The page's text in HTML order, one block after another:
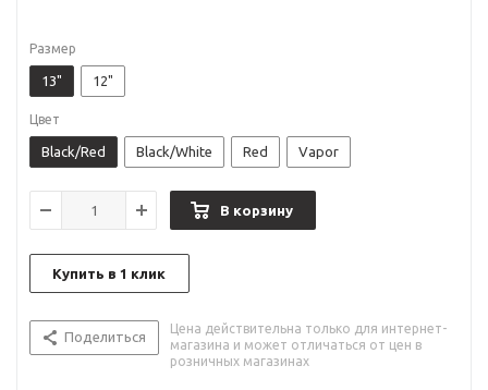
Размер
13" 12"
Цвет
Black/Red Black/White Red Vapor
В корзину
Купить в 1 клик
Поделиться
Цена действительна только для интернет-
магазина и может отличаться от цен в
розничных магазинах